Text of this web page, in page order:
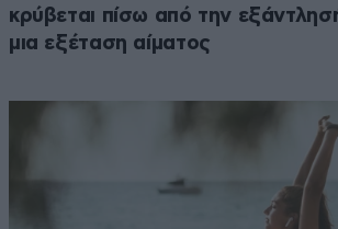
κρύβεται πίσω από την
μια εξέταση αίματος